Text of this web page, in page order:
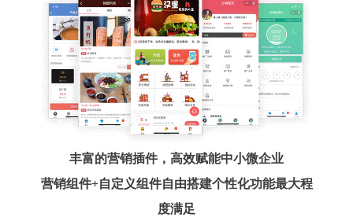
丰富的营销插件，高效赋能中小微企业
营销组件+自定义组件自由搭建个性化功能最大程
度满足